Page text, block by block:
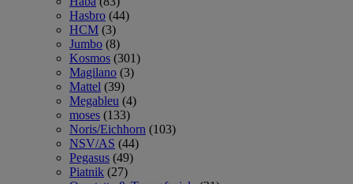
Hasbro (44)
HCM (3)
Jumbo (8)
Kosmos (301)
Magilano (3)
Mattel (39)
Megableu (4)
moses (133)
Noris/Eichhorn (103)
NSV/AS (44)
Pegasus (49)
Piatnik (27)